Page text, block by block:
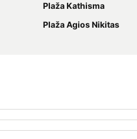
Plaža Kathisma
Plaža Agios Nikitas